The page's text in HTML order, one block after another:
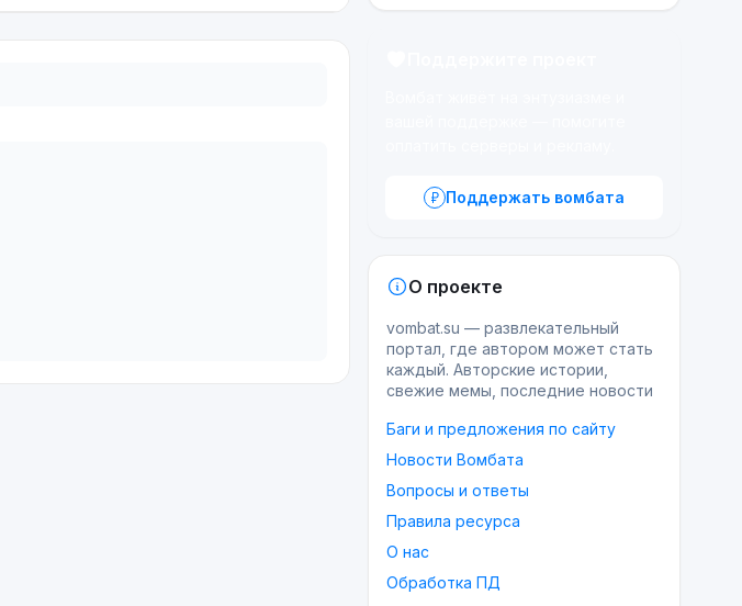
Поддержать вомбата
О проекте
vombat.su — развлекательный
портал, где автором может стать
каждый. Авторские истории,
свежие мемы, последние новости
Баги и предложения по сайту
Новости Вомбата
Вопросы и ответы
Правила ресурса
О нас
Обработка ПД